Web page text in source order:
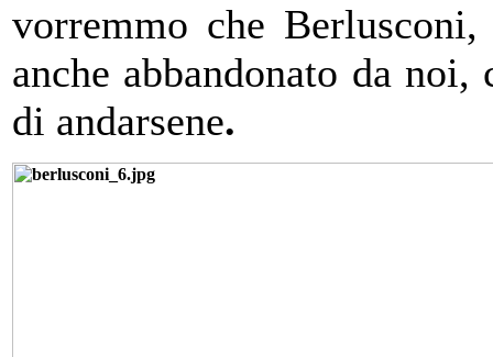
vorremmo che
anche abbandonato da
di andarsene.